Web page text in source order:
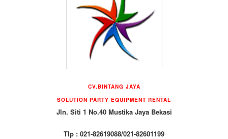
CV.BINTANG JAYA
SOLUTION PARTY EQUIPMENT RENTAL
Jln. Siti 1 No.40 Mustika Jaya Bekasi
Tlp : 021-82619088/021-82601199